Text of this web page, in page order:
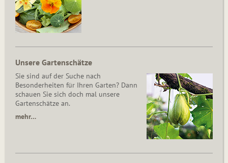
Unsere Gartenschätze
Sie sind auf der Suche nach
Besonderheiten für Ihren Garten? Dann
schauen Sie sich doch mal unsere
Gartenschätze an.
mehr…